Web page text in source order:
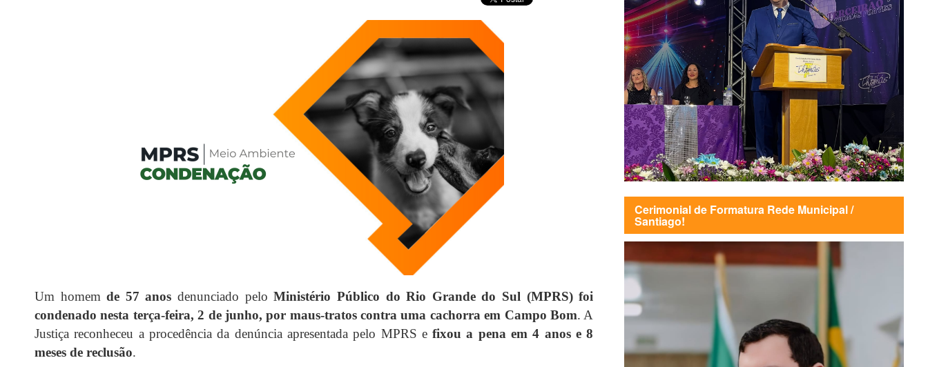
Um homemde 57 anos denunciado peloMinistério Público do Rio Grande do Sul (MPRS) foi
condenado nesta terça-feira, 2 de junho, por maus-tratos contra uma cachorra em Campo Bom. A
Justiça reconheceu a procedência da denúncia apresentada pelo MPRS efixou a pena em 4 anos e 8
meses de reclusão.
Cerimonial de Formatura Rede Municipal /
Santiago!